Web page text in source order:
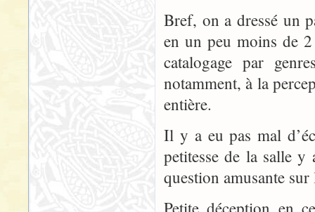
Bref, on a dressé un
en un peu moins de
catalogage par
notamment, à la
entière.
Il y a eu pas mal
petitesse de la salle
question amusante
Petite déception en